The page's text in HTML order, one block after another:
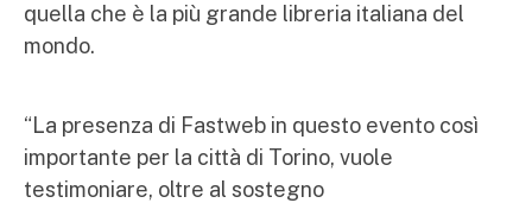
quella che è la più grande libreria italiana del
mondo.
“La presenza di Fastweb in questo evento così
importante per la città di Torino, vuole
testimoniare, oltre al sostegno